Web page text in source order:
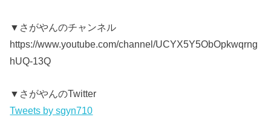
▼さがやんのチャンネル
https://www.youtube.com/channel/UCYX5Y5ObOpkwqrng
hUQ-13Q
▼さがやんのTwitter
Tweets by sgyn710